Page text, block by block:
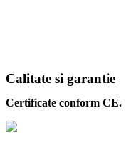
Calitate si garantie
Certificate conform CE.